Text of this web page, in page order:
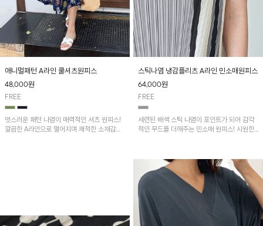
애니멀패턴 A라인 쿨셔츠원피스
48,000원
FREE
멋스러운 패턴 나염이 매력적인 셔츠 원피스!
깔끔한 A라인으로 떨어지며 쾌적한 소재감으
스틱나염 냉감플리츠 A라인 민소매원피스
64,000원
FREE
세련된 배색 스틱 나염이 포인트가 되어 감각
적인 무드를 더해주는 민소매 원피스! 시원한
인 실루엣이 여성스럽고 편안한 핏을 연출해